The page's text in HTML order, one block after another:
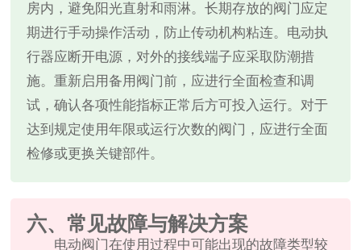
房内，避免阳光直射和雨淋。长期存放的阀门应定
期进行手动操作活动，防止传动机构粘连。电动执
行器应断开电源，对外的接线端子应采取防潮措
施。重新启用备用阀门前，应进行全面检查和调
试，确认各项性能指标正常后方可投入运行。对于
达到规定使用年限或运行次数的阀门，应进行全面
检修或更换关键部件。
六、常见故障与解决方案
电动阀门在使用过程中可能出现的故障类型较